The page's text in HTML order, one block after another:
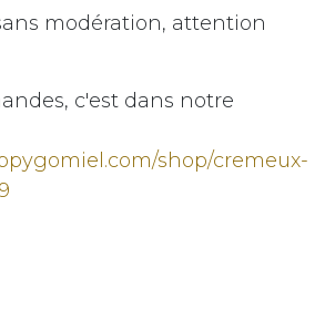
modération, attention
c'est dans notre
shop/cremeux-